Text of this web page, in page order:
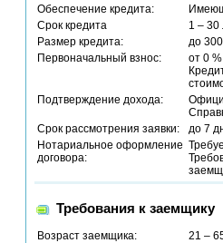
Обеспечение кредита:
Срок кредита
1 – 30
Размер кредита:
до
Первоначальный взнос:
от 0 %
Подтверждение дохода:
Срок рассмотрения заявки:
до 7
Нотариальное оформление
договора:
Требования к заемщику
Возраст заемщика:
21 –